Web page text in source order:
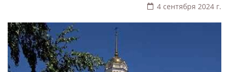
4 сентября 2024 г.